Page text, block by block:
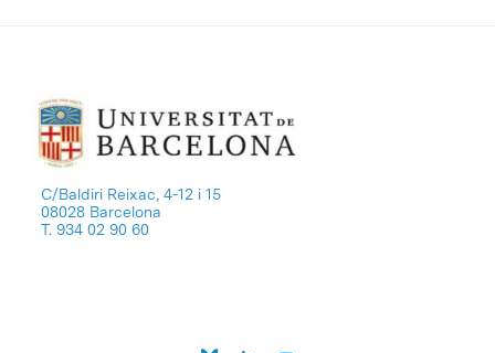
C/Baldiri Reixac, 4-12 i 15
08028 Barcelona
T. 934 02 90 60